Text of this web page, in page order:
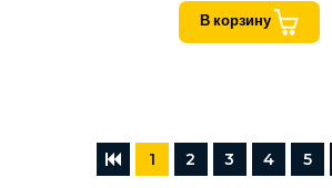
В корзину
1 2 3 4 5